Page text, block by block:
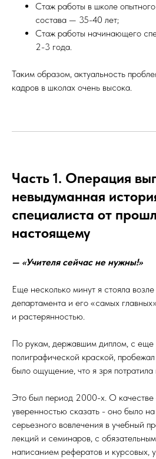
Стаж работы в школе
состава — 35-40 лет;
Стаж работы начинающего
2-3 года.
Таким образом, актуальность
кадров в школах очень высока.
Часть 1. Операция
невыдуманная
специалиста от
настоящему
— «Учителя сейчас не нужны!»
Еще несколько минут я стояла
департамента и его «самых
и растерянностью.⠀
По рукам, державшим диплом, с еще
полиграфической краской,
было ощущение, что я зря
Это был период 2000-х. О качестве
уверенностью сказать - оно было
серьезного вовлечения в учебный
лекций и семинаров, с
написанием рефератов и курсовых,